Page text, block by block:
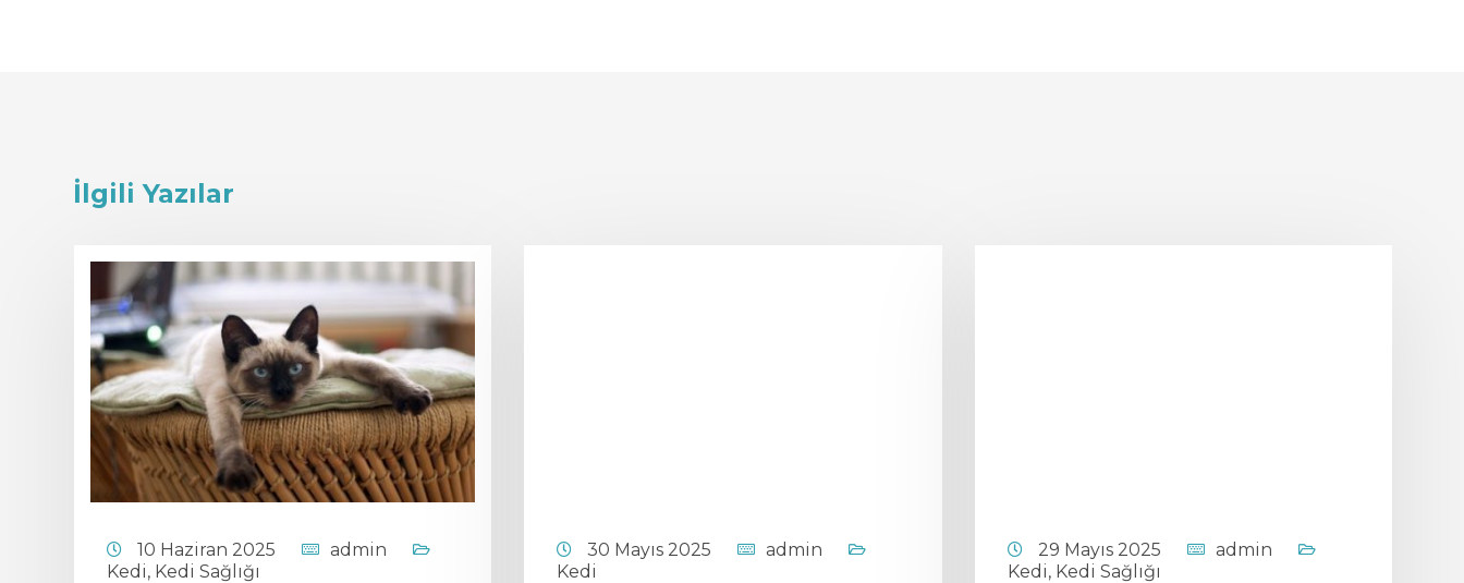
İlgili Yazılar
10 Haziran 2025
admin
Kedi, Kedi Sağlığı
30 Mayıs 2025
admin
Kedi
29 Mayıs 2025
admin
Kedi, Kedi Sağlığı